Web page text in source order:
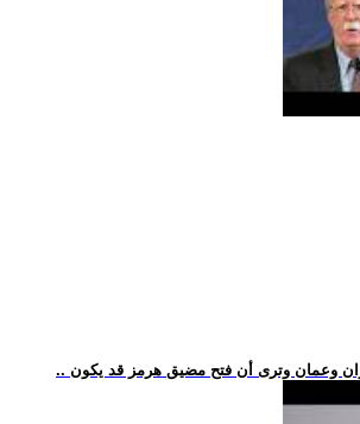
وعمان وترى أن فتح مضيق هرمز قد يكون